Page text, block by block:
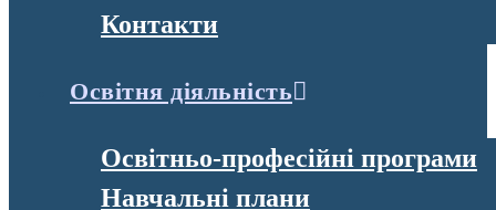
Контакти
Освітня діяльність
Освітньо-професійні програми
Навчальні плани